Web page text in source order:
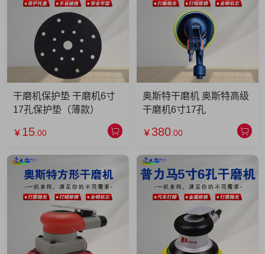
干磨机保护垫 干磨机6寸
17孔保护垫（薄款）
￥ 15 .00
奥斯特干磨机 奥斯特高级
干磨机6寸17孔
￥ 380 .00